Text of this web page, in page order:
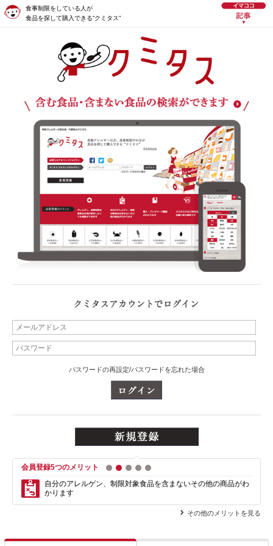
食事制限をしている人が
食品を探して購入できる“クミタス”
パスワードの再設定/パスワードを忘れた場合
会員登録5つのメリット 1 2 3 4
自分のアレルゲン、制限対象食品を含まないその他の商品がわ
かります
その他のメリットを見る